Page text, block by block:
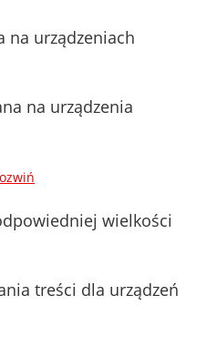
na urządzeniach
na urządzenia
wielkości
treści dla urządzeń